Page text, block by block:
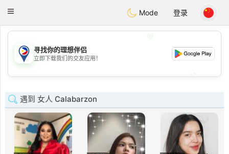
PhilippinesChat
Toggle
Mode 登录
💖
💕
寻找你的理想伴侣
立即下载我们的交友应用！
遇到 女人 Calabarzon